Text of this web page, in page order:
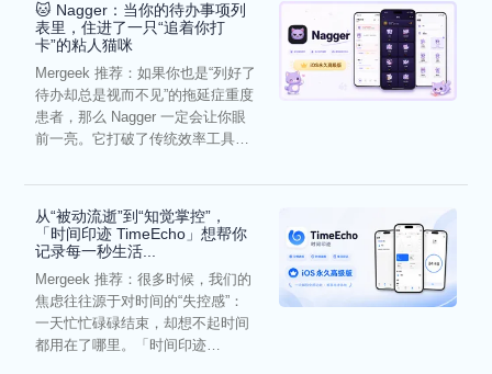
🐱 Nagger：当你的待办事项列
表里，住进了一只“追着你打
卡”的粘人猫咪
Mergeek 推荐：如果你也是“列好了
待办却总是视而不见”的拖延症重度
患者，那么 Nagger 一定会让你眼
前一亮。它打破了传统效率工具冰
从“被动流逝”到“知觉掌控”，
「时间印迹 TimeEcho」想帮你
记录每一秒生活...
Mergeek 推荐：很多时候，我们的
焦虑往往源于对时间的“失控感”：
一天忙忙碌碌结束，却想不起时间
都用在了哪里。「时间印迹